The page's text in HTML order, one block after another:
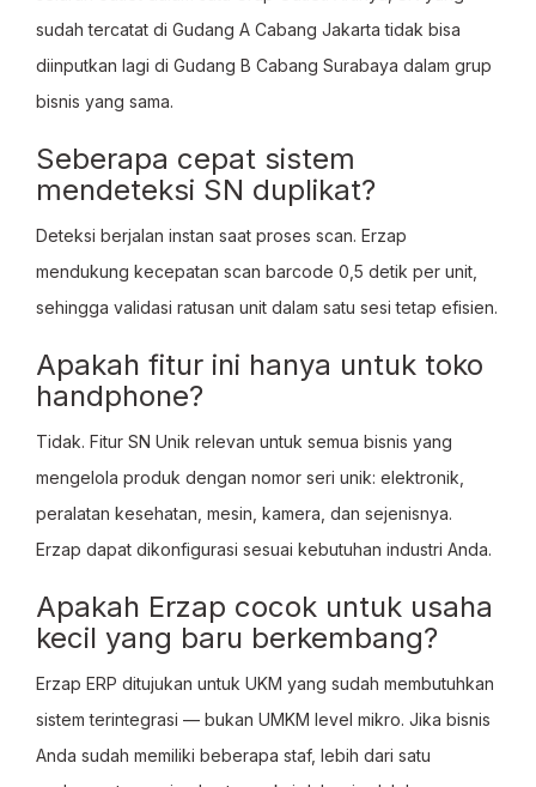
sudah tercatat di Gudang A Cabang Jakarta tidak bisa
diinputkan lagi di Gudang B Cabang Surabaya dalam grup
bisnis yang sama.
Seberapa cepat sistem
mendeteksi SN duplikat?
Deteksi berjalan instan saat proses scan. Erzap
mendukung kecepatan scan barcode 0,5 detik per unit,
sehingga validasi ratusan unit dalam satu sesi tetap efisien.
Apakah fitur ini hanya untuk toko
handphone?
Tidak. Fitur SN Unik relevan untuk semua bisnis yang
mengelola produk dengan nomor seri unik: elektronik,
peralatan kesehatan, mesin, kamera, dan sejenisnya.
Erzap dapat dikonfigurasi sesuai kebutuhan industri Anda.
Apakah Erzap cocok untuk usaha
kecil yang baru berkembang?
Erzap ERP ditujukan untuk UKM yang sudah membutuhkan
sistem terintegrasi — bukan UMKM level mikro. Jika bisnis
Anda sudah memiliki beberapa staf, lebih dari satu